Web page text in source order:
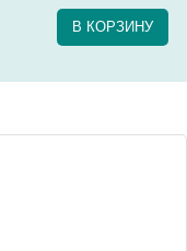
В КОРЗИНУ